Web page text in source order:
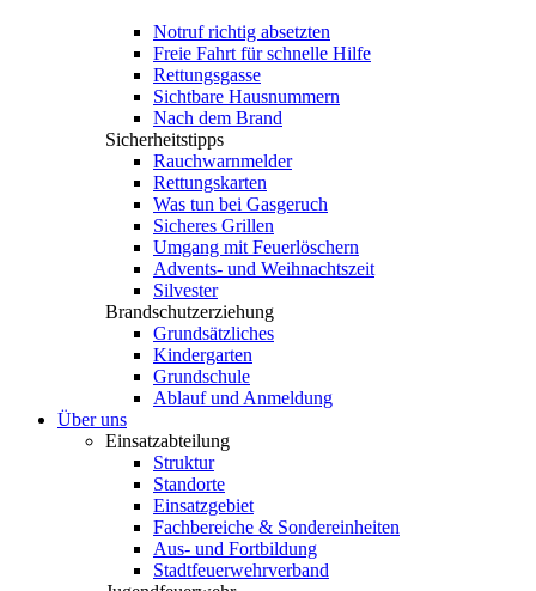
Notruf richtig absetzten
Freie Fahrt für schnelle Hilfe
Rettungsgasse
Sichtbare Hausnummern
Nach dem Brand
Sicherheitstipps
Rauchwarnmelder
Rettungskarten
Was tun bei Gasgeruch
Sicheres Grillen
Umgang mit Feuerlöschern
Advents- und Weihnachtszeit
Silvester
Brandschutzerziehung
Grundsätzliches
Kindergarten
Grundschule
Ablauf und Anmeldung
Über uns
Einsatzabteilung
Struktur
Standorte
Einsatzgebiet
Fachbereiche & Sondereinheiten
Aus- und Fortbildung
Stadtfeuerwehrverband